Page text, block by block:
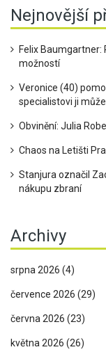
Nejnovější
Felix Baumgartner:
možností
Veronice (40)
specialistovi ji
Obvinění: Julia
Chaos na Letišti
Stanjura označil
nákupu zbraní
Archivy
srpna 2026 (4)
července 2026 (29)
června 2026 (23)
května 2026 (26)